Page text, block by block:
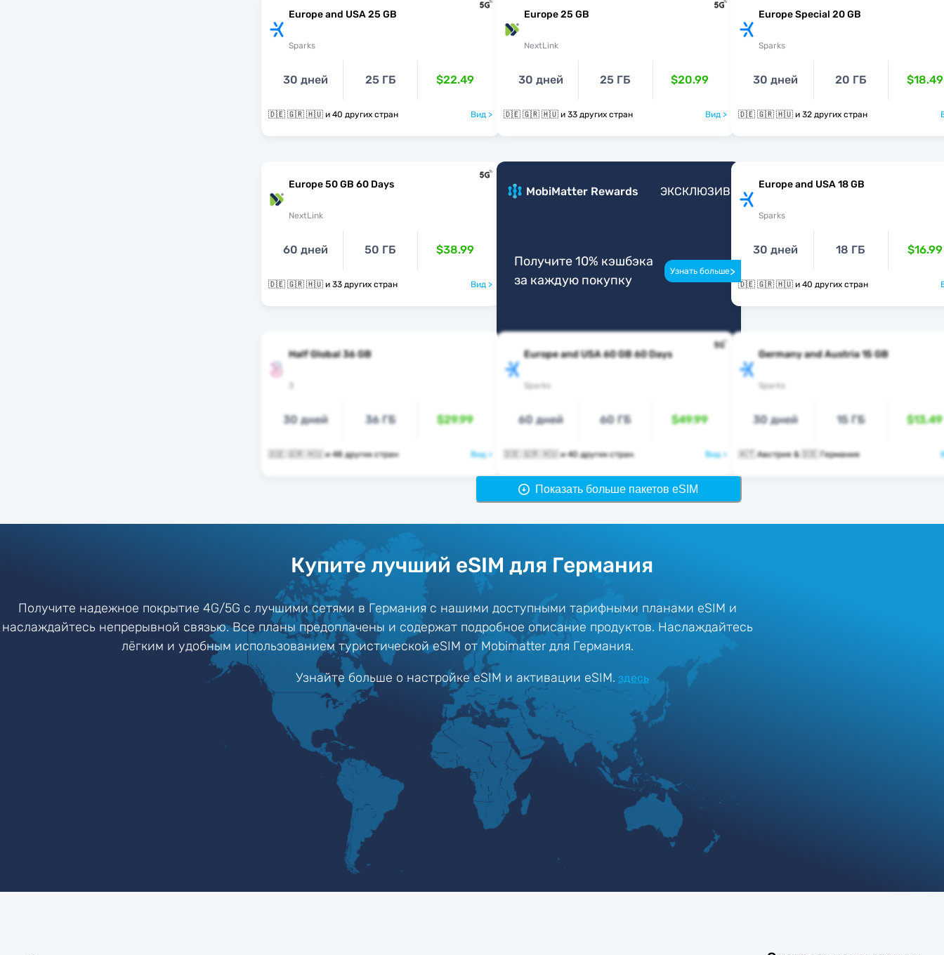
Europe and USA 25 GB
Sparks
30 дней 25 ГБ $22.49
🇩🇪 🇬🇷 🇭🇺 и 40 других стран Вид >
Europe 25 GB
NextLink
30 дней 25 ГБ $20.99
🇩🇪 🇬🇷 🇭🇺 и 33 других стран Вид >
Europe Special 20 GB
Sparks
30 дней 20 ГБ $18.49
🇩🇪 🇬🇷 🇭🇺 и 32 других стран
Europe 50 GB 60 Days
NextLink
60 дней 50 ГБ $38.99
🇩🇪 🇬🇷 🇭🇺 и 33 других стран Вид >
MobiMatter Rewards ЭКСКЛЮЗИВ
Получите 10% кэшбэка
за каждую покупку
Узнать больше>
Europe and USA 18 GB
Sparks
30 дней 18 ГБ $16.99
🇩🇪 🇬🇷 🇭🇺 и 40 других стран
Half Global 36 GB
30 дней 36 ГБ $29.99
🇩🇪 🇬🇷 🇭🇺 и 48 других стран Вид >
Europe and USA 60 GB 60 Days
Sparks
60 дней 60 ГБ $49.99
🇩🇪 🇬🇷 🇭🇺 и 40 других стран Вид >
Germany and Austria 15 GB
Sparks
30 дней 15 ГБ $13.49
🇦🇹 Австрия & 🇩🇪 Германия
Показать больше пакетов eSIM
Купите лучший eSIM для Германия
Получите надежное покрытие 4G/5G с лучшими сетями в Германия с нашими доступными тарифными планами eSIM и
наслаждайтесь непрерывной связью. Все планы предоплачены и содержат подробное описание продуктов. Наслаждайтесь
лёгким и удобным использованием туристической eSIM от Mobimatter для Германия.
Узнайте больше о настройке eSIM и активации eSIM. здесь